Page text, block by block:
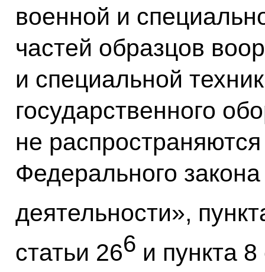
военной и
частей образцов
и специальной
государственного
не
Федерального
деятельности»,
статьи 266 и пункта